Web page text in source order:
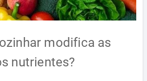
modifica as
nutrientes?